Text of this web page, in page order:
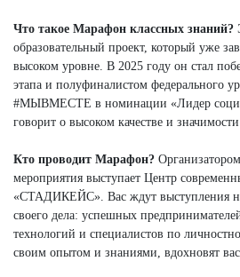
Что такое Марафон классных знаний?
образовательный проект, который уже
высоком уровне. В 2025 году он стал
этапа и полуфиналистом федерального
#МЫВМЕСТЕ в номинации «Лидер
говорит о высоком качестве и
Кто проводит Марафон?
мероприятия выступает Центр
«СТАДИКЕЙС». Вас ждут выступления
своего дела: успешных
технологий и специалистов по
своим опытом и знаниями, вдохновят